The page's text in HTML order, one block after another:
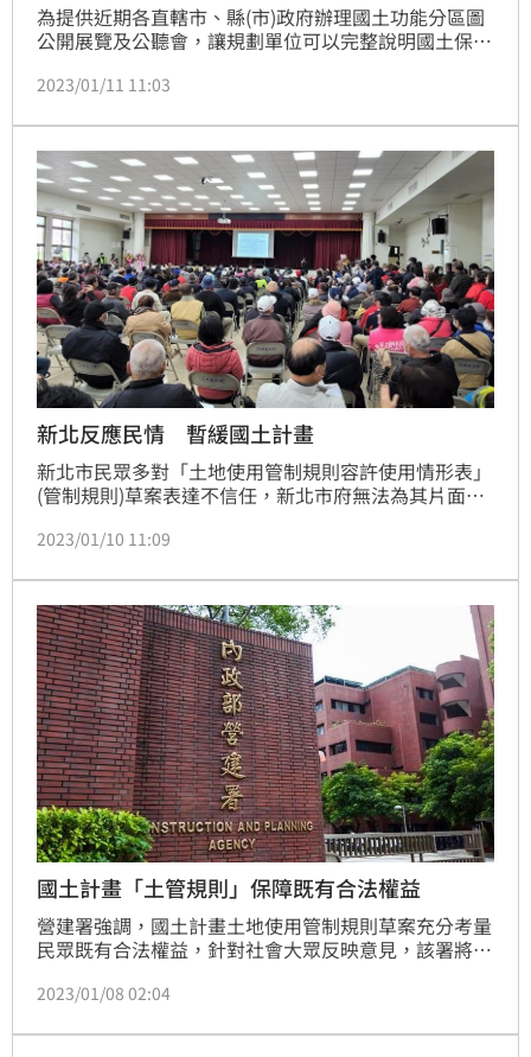
為提供近期各直轄市、縣(市)政府辦理國土功能分區圖
公開展覽及公聽會，讓規劃單位可以完整說明國土保育
請各縣市政府加強宣導，讓與會的民眾可以充分瞭解。
2023/01/11 11:03
新北反應民情 暫緩國土計畫
新北市民眾多對「土地使用管制規則容許使用情形表」
(管制規則)草案表達不信任，新北市府無法為其片面說
續提送的審議程序。
2023/01/10 11:09
國土計畫「土管規則」保障既有合法權益
營建署強調，國土計畫土地使用管制規則草案充分考量
民眾既有合法權益，針對社會大眾反映意見，該署將納
2023/01/08 02:04